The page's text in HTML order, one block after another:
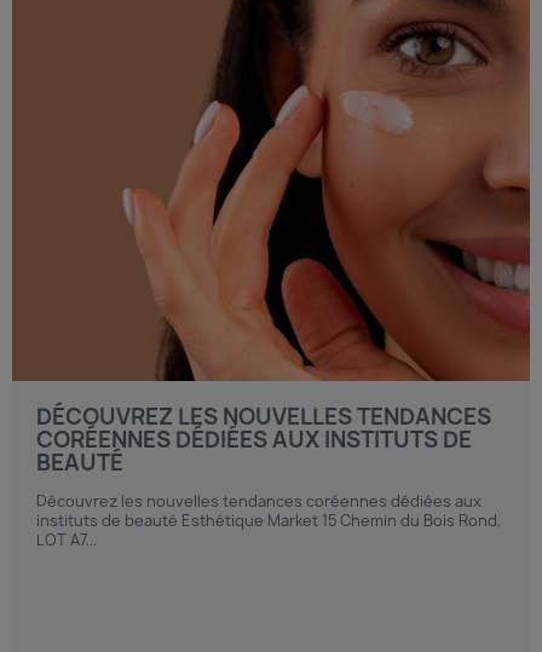
DÉCOUVREZ LES NOUVELLES TENDANCES
CORÉENNES DÉDIÉES AUX INSTITUTS DE
BEAUTÉ
Découvrez les nouvelles tendances coréennes dédiées aux
instituts de beauté Esthétique Market 15 Chemin du Bois Rond,
LOT A7...